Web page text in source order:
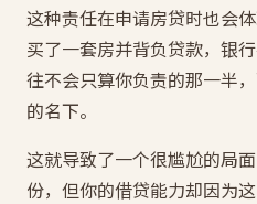
这种责任在申请房贷时也会
买了一套房并背负贷款，银
往不会只算你负责的那一半
的名下。
这就导致了一个很尴尬的局
份，但你的借贷能力却因为